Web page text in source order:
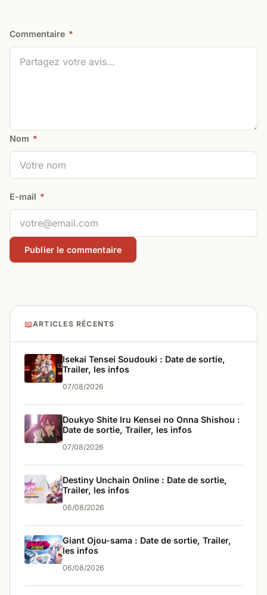
Commentaire *
Nom *
E-mail *
📖ARTICLES RÉCENTS
Isekai Tensei Soudouki : Date de sortie,
Trailer, les infos
07/08/2026
Doukyo Shite Iru Kensei no Onna Shishou :
Date de sortie, Trailer, les infos
07/08/2026
Destiny Unchain Online : Date de sortie,
Trailer, les infos
06/08/2026
Giant Ojou-sama : Date de sortie, Trailer,
les infos
06/08/2026